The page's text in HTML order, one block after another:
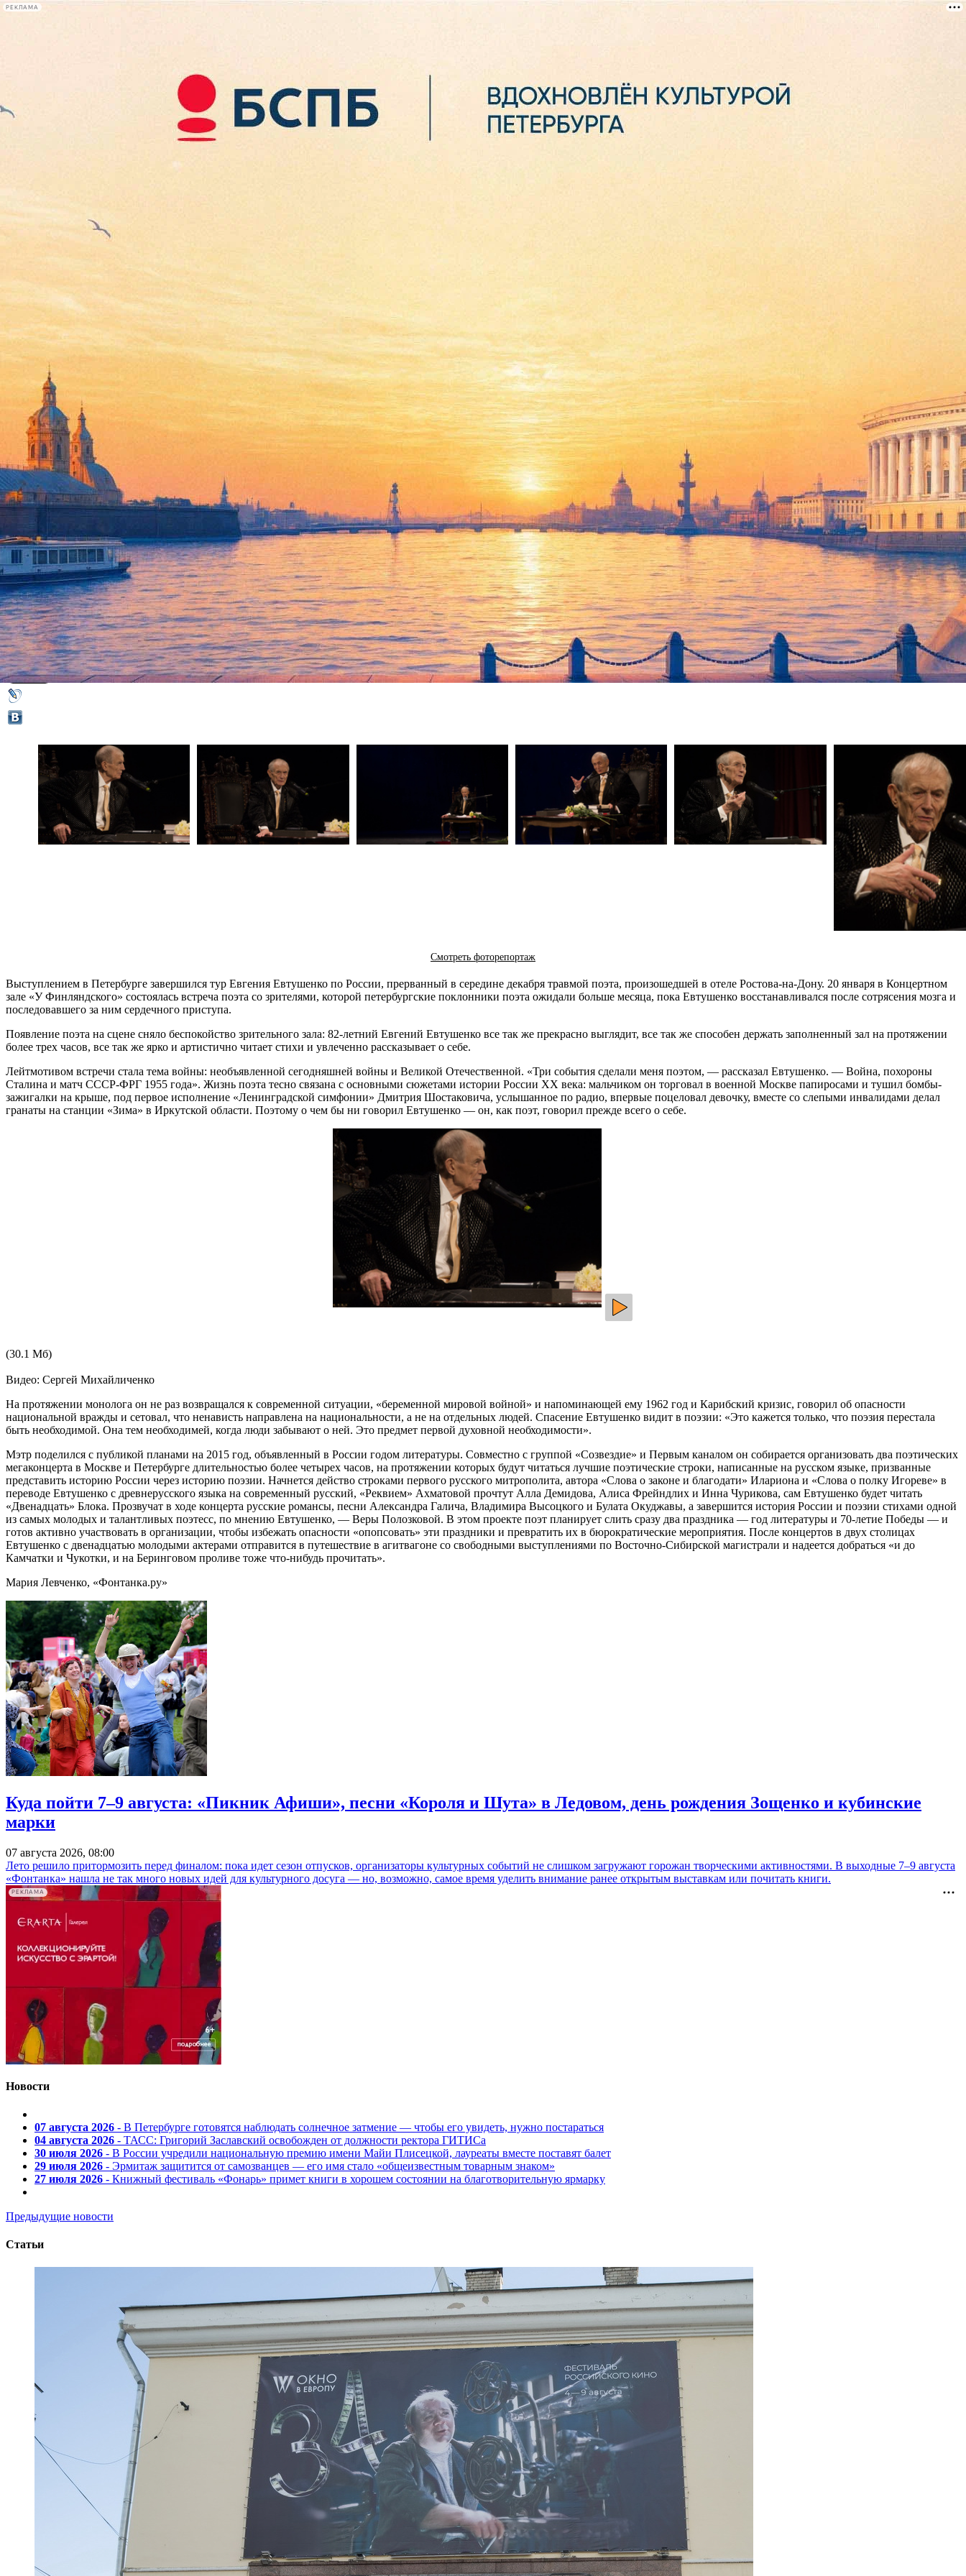
РЕКЛАМА
лекции
книги
Евтушенко рассказал в Петербурге, что от войны спасет поэзия и пообещал два
поэтических мегаконцерта
21 января 2015,11:00 Версия для печати
Смотреть фоторепортаж
Выступлением в Петербурге завершился тур Евгения Евтушенко по России, прерванный в середине декабря травмой поэта, произошедшей в отеле Ростова-на-Дону. 20 января в Концертном
зале «У Финляндского» состоялась встреча поэта со зрителями, которой петербургские поклонники поэта ожидали больше месяца, пока Евтушенко восстанавливался после сотрясения мозга и
последовавшего за ним сердечного приступа.
Появление поэта на сцене сняло беспокойство зрительного зала: 82-летний Евгений Евтушенко все так же прекрасно выглядит, все так же способен держать заполненный зал на протяжении
более трех часов, все так же ярко и артистично читает стихи и увлеченно рассказывает о себе.
Лейтмотивом встречи стала тема войны: необъявленной сегодняшней войны и Великой Отечественной. «Три события сделали меня поэтом, — рассказал Евтушенко. — Война, похороны
Сталина и матч СССР-ФРГ 1955 года». Жизнь поэта тесно связана с основными сюжетами истории России ХХ века: мальчиком он торговал в военной Москве папиросами и тушил бомбы-
зажигалки на крыше, под первое исполнение «Ленинградской симфонии» Дмитрия Шостаковича, услышанное по радио, впервые поцеловал девочку, вместе со слепыми инвалидами делал
гранаты на станции «Зима» в Иркутской области. Поэтому о чем бы ни говорил Евтушенко — он, как поэт, говорил прежде всего о себе.
(30.1 Мб)
Видео: Сергей Михайличенко
На протяжении монолога он не раз возвращался к современной ситуации, «беременной мировой войной» и напоминающей ему 1962 год и Карибский кризис, говорил об опасности
национальной вражды и сетовал, что ненависть направлена на национальности, а не на отдельных людей. Спасение Евтушенко видит в поэзии: «Это кажется только, что поэзия перестала
быть необходимой. Она тем необходимей, когда люди забывают о ней. Это предмет первой духовной необходимости».
Мэтр поделился с публикой планами на 2015 год, объявленный в России годом литературы. Совместно с группой «Созвездие» и Первым каналом он собирается организовать два поэтических
мегаконцерта в Москве и Петербурге длительностью более четырех часов, на протяжении которых будут читаться лучшие поэтические строки, написанные на русском языке, призванные
представить историю России через историю поэзии. Начнется действо строками первого русского митрополита, автора «Слова о законе и благодати» Илариона и «Слова о полку Игореве» в
переводе Евтушенко с древнерусского языка на современный русский, «Реквием» Ахматовой прочтут Алла Демидова, Алиса Фрейндлих и Инна Чурикова, сам Евтушенко будет читать
«Двенадцать» Блока. Прозвучат в ходе концерта русские романсы, песни Александра Галича, Владимира Высоцкого и Булата Окуджавы, а завершится история России и поэзии стихами одной
из самых молодых и талантливых поэтесс, по мнению Евтушенко, — Веры Полозковой. В этом проекте поэт планирует слить сразу два праздника — год литературы и 70-летие Победы — и
готов активно участвовать в организации, чтобы избежать опасности «опопсовать» эти праздники и превратить их в бюрократические мероприятия. После концертов в двух столицах
Евтушенко с двенадцатью молодыми актерами отправится в путешествие в агитвагоне со свободными выступлениями по Восточно-Сибирской магистрали и надеется добраться «и до
Камчатки и Чукотки, и на Беринговом проливе тоже что-нибудь прочитать».
Мария Левченко, «Фонтанка.ру»
Куда пойти 7–9 августа: «Пикник Афиши», песни «Короля и Шута» в Ледовом, день рождения Зощенко и кубинские
марки
07 августа 2026, 08:00
Лето решило притормозить перед финалом: пока идет сезон отпусков, организаторы культурных событий не слишком загружают горожан творческими активностями. В выходные 7–9 августа
«Фонтанка» нашла не так много новых идей для культурного досуга — но, возможно, самое время уделить внимание ранее открытым выставкам или почитать книги.
РЕКЛАМА
Новости
07 августа 2026 - В Петербурге готовятся наблюдать солнечное затмение — чтобы его увидеть, нужно постараться
04 августа 2026 - ТАСС: Григорий Заславский освобожден от должности ректора ГИТИСа
30 июля 2026 - В России учредили национальную премию имени Майи Плисецкой, лауреаты вместе поставят балет
29 июля 2026 - Эрмитаж защитится от самозванцев — его имя стало «общеизвестным товарным знаком»
27 июля 2026 - Книжный фестиваль «Фонарь» примет книги в хорошем состоянии на благотворительную ярмарку
Предыдущие новости
Статьи